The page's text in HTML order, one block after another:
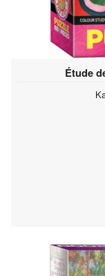
Étude